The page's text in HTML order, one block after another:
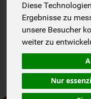
Diese
Ergebnisse zu
unsere Besucher
weiter zu
Nur
80 g
Anzahl